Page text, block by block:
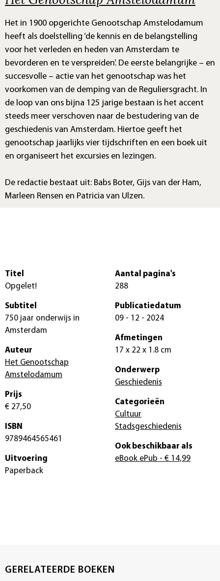
Het in 1900 opgerichte Genootschap Amstelodamum
heeft als doelstelling ‘de kennis en de belangstelling
voor het verleden en heden van Amsterdam te
bevorderen en te verspreiden’. De eerste belangrijke – en
succesvolle – actie van het genootschap was het
voorkomen van de demping van de Reguliersgracht. In
de loop van ons bijna 125 jarige bestaan is het accent
steeds meer verschoven naar de bestudering van de
geschiedenis van Amsterdam. Hiertoe geeft het
genootschap jaarlijks vier tijdschriften en een boek uit
en organiseert het excursies en lezingen.
De redactie bestaat uit: Babs Boter, Gijs van der Ham,
Marleen Rensen en Patricia van Ulzen.
Titel
Opgelet!
Subtitel
750 jaar onderwijs in
Amsterdam
Auteur
Het Genootschap
Amstelodamum
Prijs
€ 27,50
ISBN
9789464565461
Uitvoering
Paperback
Aantal pagina's
288
Publicatiedatum
09 - 12 - 2024
Afmetingen
17 x 22 x 1.8 cm
Onderwerp
Geschiedenis
Categorieën
Cultuur
Stadsgeschiedenis
Ook beschikbaar als
eBook ePub - € 14,99
GERELATEERDE BOEKEN